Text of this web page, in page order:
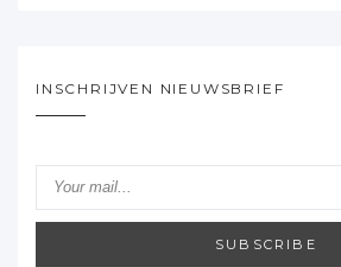
INSCHRIJVEN NIEUWSBRIEF
SUBSCRIBE